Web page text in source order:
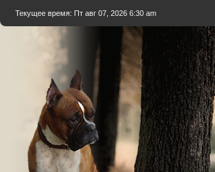
Текущее время: Пт авг 07, 2026 6:30 am